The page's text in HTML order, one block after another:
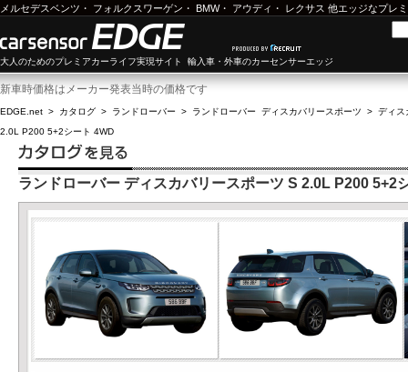
メルセデスベンツ ・ フォルクスワーゲン ・ BMW・ アウディ ・ レクサス 他エッジなプレ
大人のためのプレミアカーライフ実現サイト 輸入車・外車のカーセンサーエッジ
新車時価格はメーカー発表当時の価格です
EDGE.net > カタログ > ランドローバー > ランドローバー ディスカバリースポーツ > ディス
2.0L P200 5+2シート 4WD
ランドローバー ディスカバリースポーツ S 2.0L P200 5+2